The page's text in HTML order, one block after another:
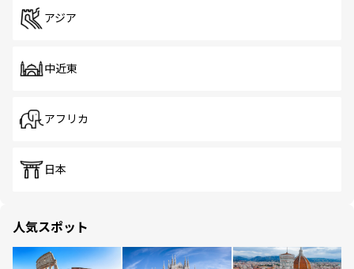
アジア
中近東
アフリカ
日本
人気スポット